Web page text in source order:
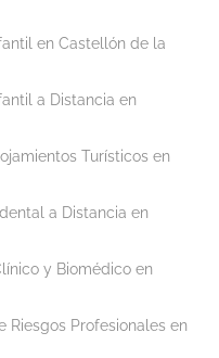
en Castellón de la
a Distancia en
Turísticos en
a Distancia en
y Biomédico en
Riesgos Profesionales en